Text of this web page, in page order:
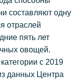
составляют одну
отраслей
пять лет
овощей.
с 2019
данных Центра